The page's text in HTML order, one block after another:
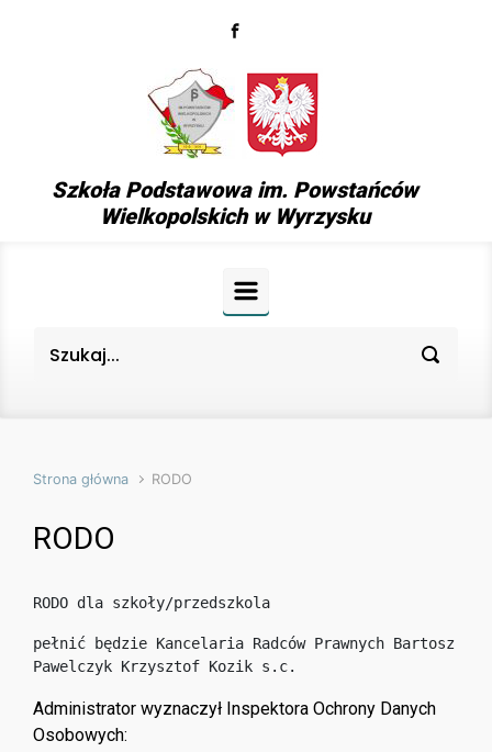
Szkoła Podstawowa im. Powstańców
Wielkopolskich w Wyrzysku
Strona główna RODO
RODO
RODO dla szkoły/przedszkola
pełnić będzie Kancelaria Radców Prawnych Bartosz
Pawelczyk Krzysztof Kozik s.c.
Administrator wyznaczył Inspektora Ochrony Danych
Osobowych: